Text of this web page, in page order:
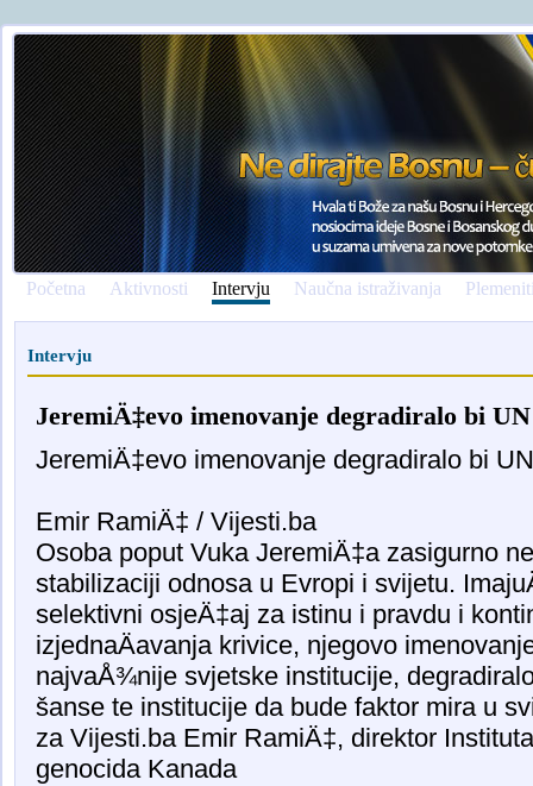
Početna Aktivnosti Intervju Naučna istraživanja
Intervju
JeremiÄ‡evo imenovanje degradiralo bi
JeremiÄ‡evo imenovanje degradiralo bi
Emir RamiÄ‡ / Vijesti.ba
Osoba poput Vuka JeremiÄ‡a zasigurno
stabilizaciji odnosa u Evropi i svijetu.
selektivni osjeÄ‡aj za istinu i pravdu i
izjednaÄavanja krivice, njegovo
najvaÅ¾nije svjetske institucije,
šanse te institucije da bude faktor mira u
za Vijesti.ba Emir RamiÄ‡, direktor
genocida Kanada